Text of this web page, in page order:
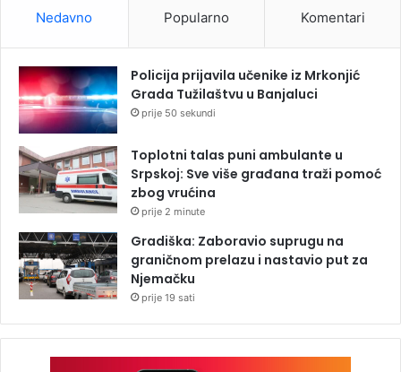
Nedavno Popularno Komentari
Policija prijavila učenike iz Mrkonjić
Grada Tužilaštvu u Banjaluci
prije 50 sekundi
Toplotni talas puni ambulante u
Srpskoj: Sve više građana traži pomoć
zbog vrućina
prije 2 minute
Gradiška: Zaboravio suprugu na
graničnom prelazu i nastavio put za
Njemačku
prije 19 sati